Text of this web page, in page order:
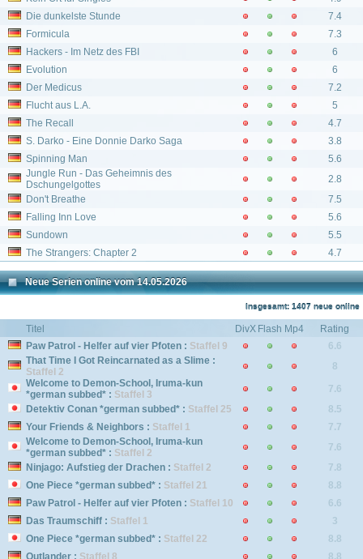
Die dunkelste Stunde
7.4
Formicula
7.3
Hackers - Im Netz des FBI
6
Evolution
6
Der Medicus
7.2
Flucht aus L.A.
5
The Recall
4.7
S. Darko - Eine Donnie Darko Saga
3.8
Spinning Man
5.6
Jungle Run - Das Geheimnis des
Dschungelgottes
2.8
Don't Breathe
7.5
Falling Inn Love
5.6
Sundown
5.5
The Strangers: Chapter 2
4.7
Neue Serien online vom 14.05.2026
Insgesamt: 1407 neue online
Titel DivX Flash Mp4
Rating
Paw Patrol - Helfer auf vier Pfoten : Staffel 9
6.6
That Time I Got Reincarnated as a Slime :
Staffel 2
8
Welcome to Demon-School, Iruma-kun
*german subbed* : Staffel 3
7.6
Detektiv Conan *german subbed* : Staffel 25
8.5
Your Friends & Neighbors : Staffel 1
7.7
Welcome to Demon-School, Iruma-kun
*german subbed* : Staffel 2
7.6
Ninjago: Aufstieg der Drachen : Staffel 2
7.8
One Piece *german subbed* : Staffel 21
8.8
Paw Patrol - Helfer auf vier Pfoten : Staffel 10
6.6
Das Traumschiff : Staffel 1
3
One Piece *german subbed* : Staffel 22
8.8
Outlander : Staffel 8
8.8